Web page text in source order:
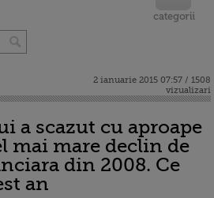
2 ianuarie 2015 07:57 / 1508
vizualizari
a scazut cu aproape
mai mare declin de
din 2008. Ce
an